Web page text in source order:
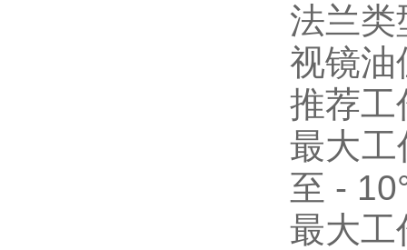
法兰类
视镜油
推荐工
最大工
至 -
最大工